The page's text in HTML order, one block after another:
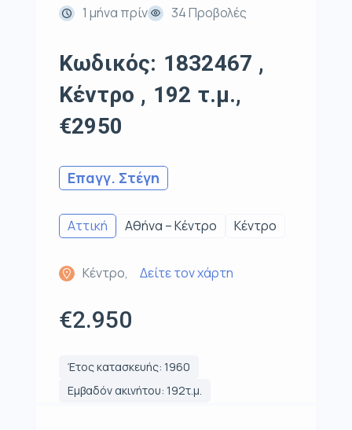
1 μήνα πρίν
34 Προβολές
Κωδικός: 1832467 ,
Κέντρο , 192 τ.μ.,
€2950
Επαγγ. Στέγη
Αττική Αθήνα – Κέντρο Κέντρο
Κέντρο, Δείτε τον χάρτη
€2.950
Έτος κατασκευής: 1960
Εμβαδόν ακινήτου: 192τ.μ.